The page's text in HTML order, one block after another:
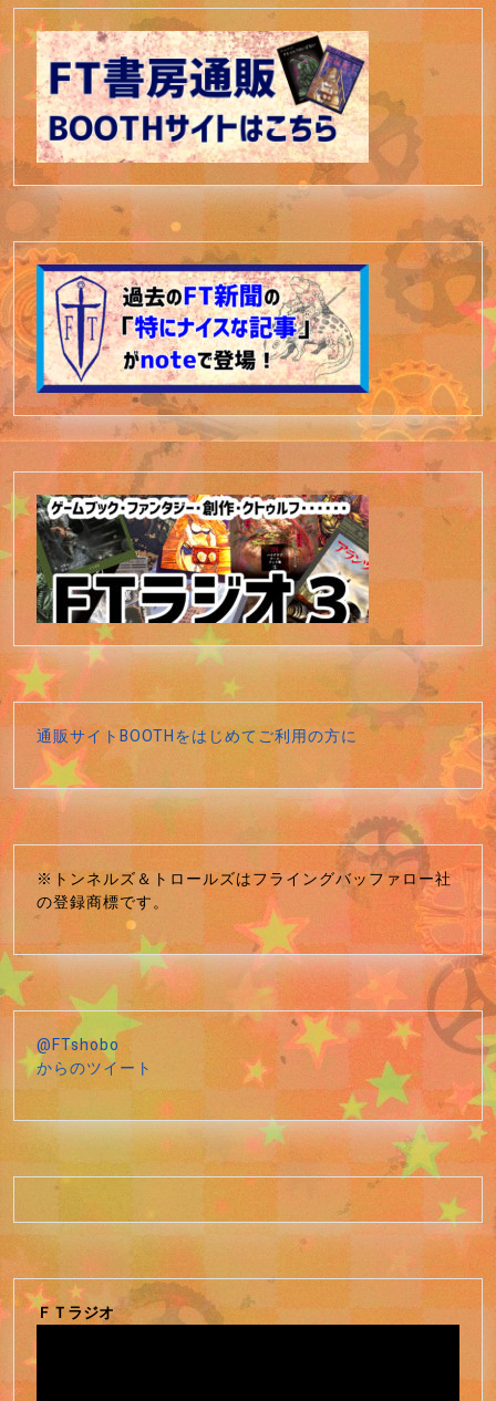
通販サイトBOOTHをはじめてご利用の方に
※トンネルズ＆トロールズはフライングバッファロー社
の登録商標です。
@FTshobo
からのツイート
ＦＴラジオ